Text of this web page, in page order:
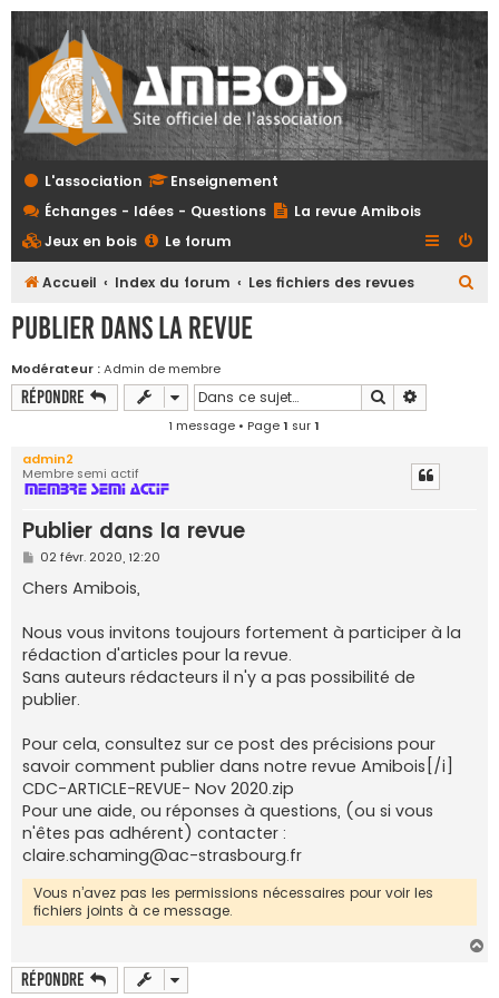
L'association
Enseignement
Échanges - Idées - Questions
La revue Amibois
Jeux en bois
Le forum
Accueil Index du forum Les fichiers des revues
Publier dans la revue
Modérateur :Admin de membre
Répondre Rechercher
1 message • Page1 sur1
admin2
Membre semi actif
Publier dans la revue
M
s
s
g
e
02 févr. 2020, 12:20
Chers Amibois,
Nous vous invitons toujours fortement à participer à la
rédaction d'articles pour la revue.
Sans auteurs rédacteurs il n'y a pas possibilité de
publier.
Pour cela, consultez sur ce post des précisions pour
savoir comment publier dans notre revue Amibois[/i]
CDC-ARTICLE-REVUE- Nov 2020.zip
Pour une aide, ou réponses à questions, (ou si vous
n'êtes pas adhérent) contacter :
claire.schaming@ac-strasbourg.fr
Vous n’avez pas les permissions nécessaires pour voir les
fichiers joints à ce message.
Répondre